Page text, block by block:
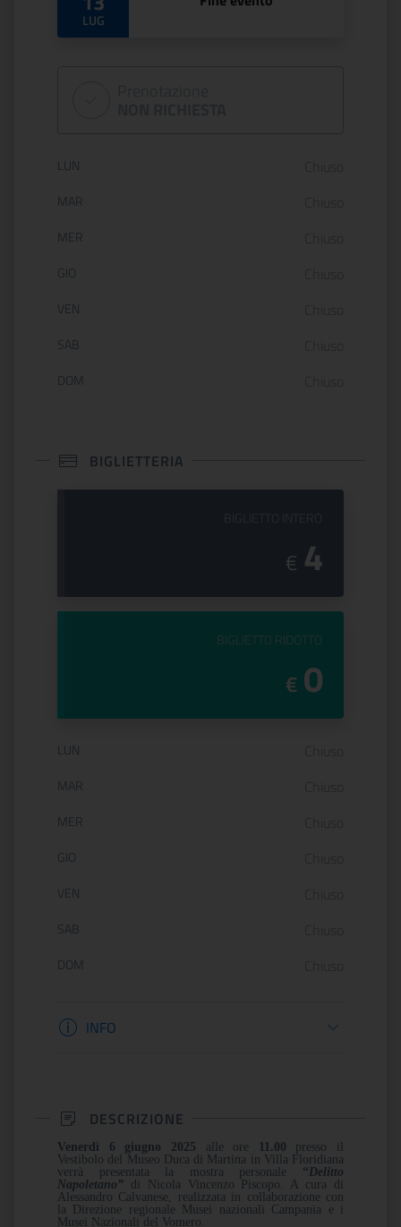
LUG
Orario di apertura:
LUN
MAR
MER
GIO
VEN
SAB
DOM
BIGLIETTERIA
€ 4
PREZZO DEL
BIGLIETTO RIDOTTO
€ 0
Orario di apertura:
LUN
MAR
MER
GIO
VEN
SAB
DOM
Informazioni biglietteria
INFO
DESCRIZIONE
Venerdì 6 giugno 2025 alle ore 11.00 presso il
Vestibolo del Museo Duca di Martina in Villa Floridiana
verrà presentata la mostra personale “Delitto
Napoletano” di Nicola Vincenzo Piscopo. A cura di
Alessandro Calvanese, realizzata in collaborazione con
la Direzione regionale Musei nazionali Campania e i
Musei Nazionali del Vomero.